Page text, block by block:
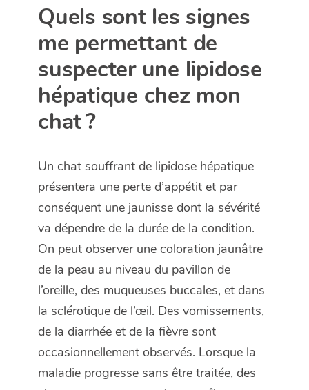
Quels sont les signes
me permettant de
suspecter une lipidose
hépatique chez mon
chat ?
Un chat souffrant de lipidose hépatique
présentera une perte d’appétit et par
conséquent une jaunisse dont la sévérité
va dépendre de la durée de la condition.
On peut observer une coloration jaunâtre
de la peau au niveau du pavillon de
l’oreille, des muqueuses buccales, et dans
la sclérotique de l’œil. Des vomissements,
de la diarrhée et de la fièvre sont
occasionnellement observés. Lorsque la
maladie progresse sans être traitée, des